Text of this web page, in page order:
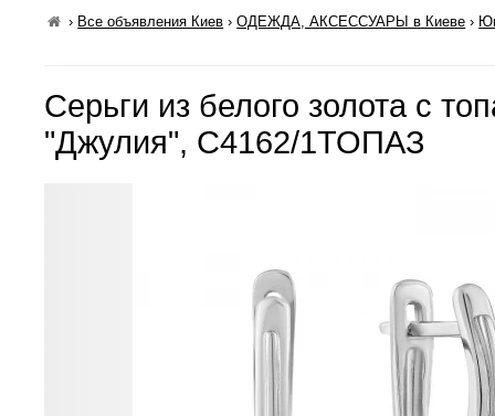
› Все объявления Киев ›ОДЕЖДА, АКСЕССУАРЫ в Киеве ›
Серьги из белого золота с
"Джулия", С4162/1ТОПАЗ